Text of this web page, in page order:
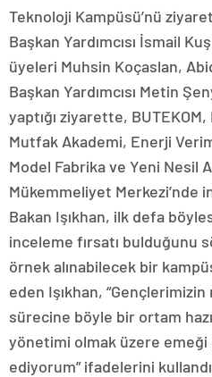
Teknoloji Kampüsü’nü
Başkan Yardımcısı İsmail
üyeleri Muhsin Koçaslan,
Başkan Yardımcısı Metin
yaptığı ziyarette, BUTEKOM,
Mutfak Akademi, Enerji
Model Fabrika ve Yeni Nesil
Mükemmeliyet Merkezi’nde
Bakan Işıkhan, ilk defa
inceleme fırsatı bulduğunu
örnek alınabilecek bir
eden Işıkhan,
sürecine böyle bir ortam
yönetimi olmak üzere
ediyorum” ifadelerini kullandı.